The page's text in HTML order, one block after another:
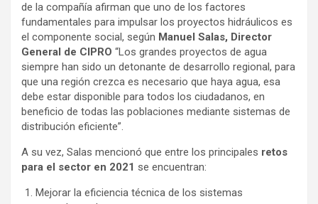
de la compañía afirman que uno de los factores
fundamentales para impulsar los proyectos hidráulicos es
el componente social, según Manuel Salas, Director
General de CIPRO “Los grandes proyectos de agua
siempre han sido un detonante de desarrollo regional, para
que una región crezca es necesario que haya agua, esa
debe estar disponible para todos los ciudadanos, en
beneficio de todas las poblaciones mediante sistemas de
distribución eficiente”.
A su vez, Salas mencionó que entre los principales retos
para el sector en 2021 se encuentran:
Mejorar la eficiencia técnica de los sistemas